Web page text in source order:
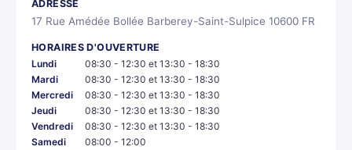
ADRESSE
17 Rue Amédée Bollée Barberey-Saint-Sulpice 10600 FR
HORAIRES D'OUVERTURE
Lundi
08:30 - 12:30 et 13:30 - 18:30
Mardi
08:30 - 12:30 et 13:30 - 18:30
Mercredi
08:30 - 12:30 et 13:30 - 18:30
Jeudi
08:30 - 12:30 et 13:30 - 18:30
Vendredi
08:30 - 12:30 et 13:30 - 18:30
Samedi
08:00 - 12:00